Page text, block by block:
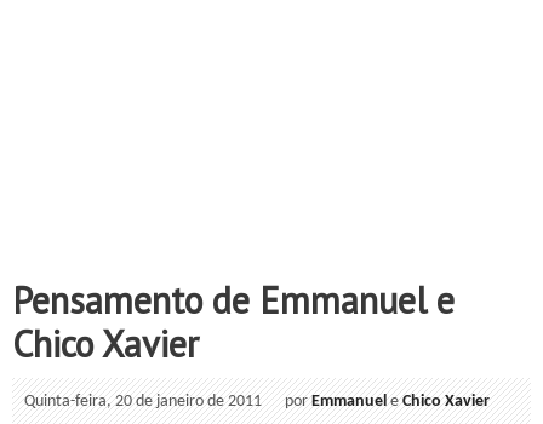
Pensamento de Emmanuel e
Chico Xavier
Quinta-feira, 20 de janeiro de 2011 porEmmanuel eChico Xavier